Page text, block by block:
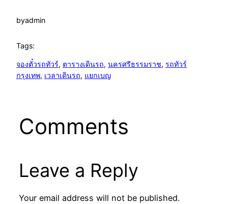
byadmin
Tags:
จองตั๋วรถทัวร์, ตารางเดินรถ, นครศรีธรรมราช, รถทัวร์
กรุงเทพ, เวลาเดินรถ, แยกเบญ
Comments
Leave a Reply
Your email address will not be published.